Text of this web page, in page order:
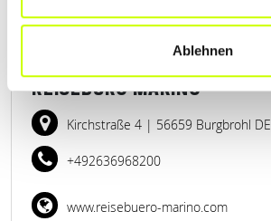
Ablehnen
REISEBÜRO MARINO
Kirchstraße 4 | 56659 Burgbrohl DE
+492636968200
www.reisebuero-marino.com